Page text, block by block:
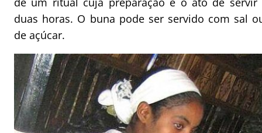
duas horas. O buna pode ser servido com sal
de açúcar.